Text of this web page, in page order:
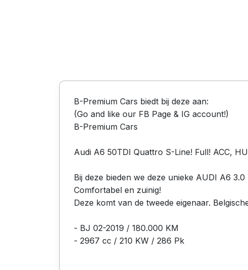
B-Premium Cars biedt bij deze aan:
(Go and like our FB Page & IG account!)
B-Premium Cars
Audi A6 50TDI Quattro S-Line! Full! ACC,
Bij deze bieden we deze unieke AUDI A6
Comfortabel en zuinig!
Deze komt van de tweede eigenaar.
- BJ 02-2019 / 180.000 KM
- 2967 cc / 210 KW / 286 Pk